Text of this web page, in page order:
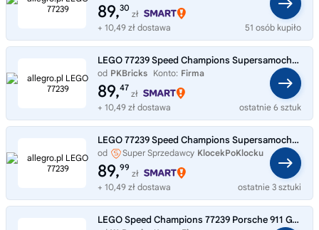
89,30
zł
+ 10,49 zł dostawa
51 osób kupiło
LEGO 77239 Speed Champions Supersamochód Porsche 911 GT3 RS
od PKBricks Konto: Firma
89,47
zł
+ 10,49 zł dostawa
ostatnie 6 sztuk
LEGO 77239 Speed Champions Supersamochód Porsche 911 GT3 RS
od Super Sprzedawcy KlocekPoKlocku
89,99
zł
+ 10,49 zł dostawa
ostatnie 3 sztuki
LEGO Speed Champions 77239 Porsche 911 GT3 RS + KATALOG LEGO PDF